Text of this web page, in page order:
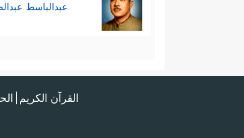
عبدالباسط
القرآن الكريم